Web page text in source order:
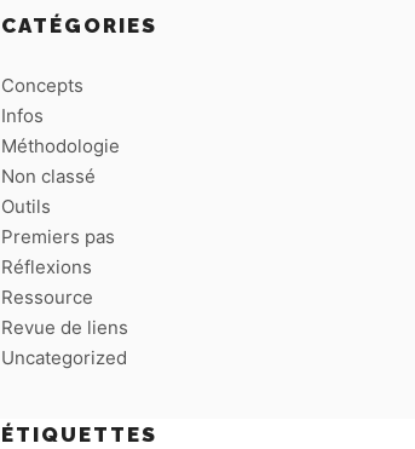
CATÉGORIES
Concepts
Infos
Méthodologie
Non classé
Outils
Premiers pas
Réflexions
Ressource
Revue de liens
Uncategorized
ÉTIQUETTES